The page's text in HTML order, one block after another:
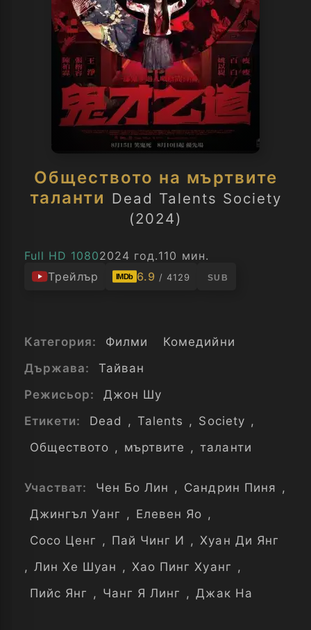
Обществото на мъртвите
таланти Dead Talents Society
(2024)
Full HD 10802024 год.110 мин.
Трейлър
IMDb 6.9 / 4129 SUB
Категория: Филми
Комедийни
Държава:
Тайван
Режисьор:
Джон Шу
Етикети:
Dead , Talents , Society ,
Обществото , мъртвите , таланти
Участват: Чен Бо Лин , Сандрин Пиня ,
Джингъл Уанг , Елевен Яо ,
Сосо Ценг , Пай Чинг И , Хуан Ди Янг
, Лин Хе Шуан , Хао Пинг Хуанг ,
Пийс Янг , Чанг Я Линг , Джак На